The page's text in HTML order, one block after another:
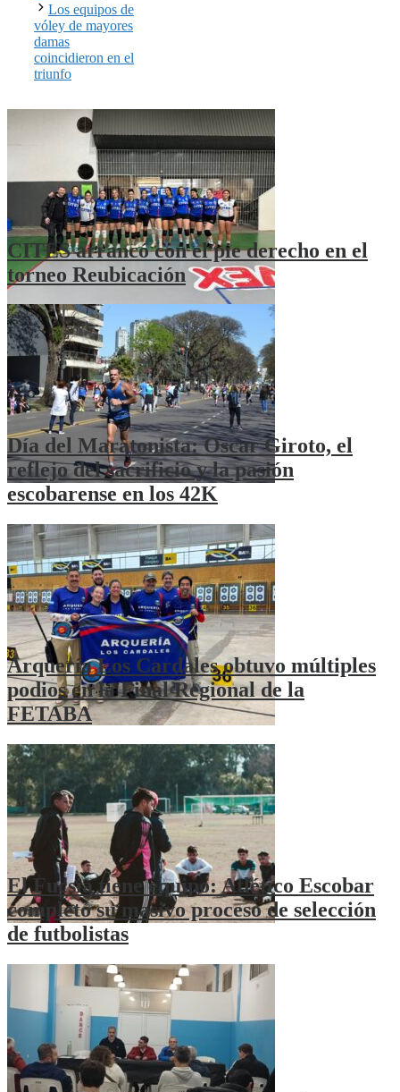
Los equipos de
vóley de mayores
damas
coincidieron en el
triunfo
CITES arrancó con el pie derecho en el
torneo Reubicación
Día del Maratonista: Oscar Giroto, el
reflejo del sacrificio y la pasión
escobarense en los 42K
Arquería Los Cardales obtuvo múltiples
podios en la Final Regional de la
FETABA
El Fucsia tiene equipo: Atlético Escobar
completó su masivo proceso de selección
de futbolistas